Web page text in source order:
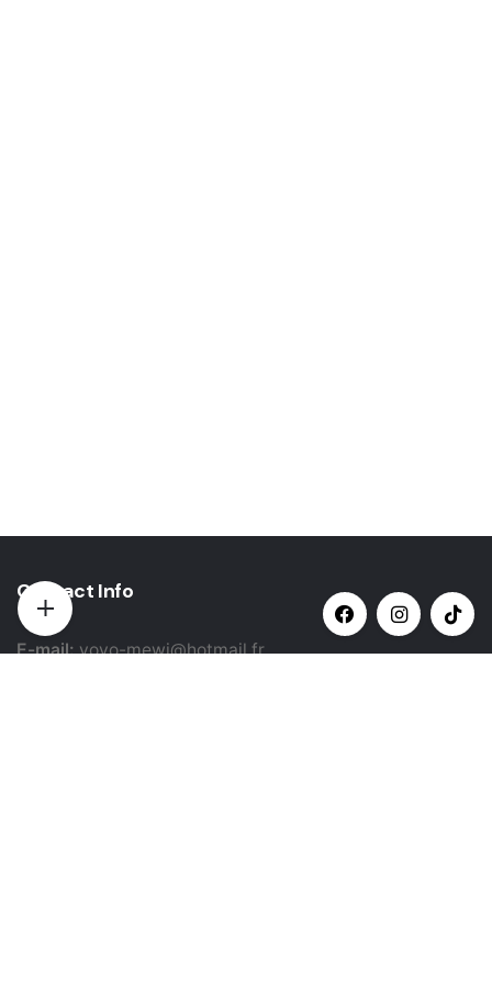
Contact Info
E-mail:yovo-mewi@hotmail.fr